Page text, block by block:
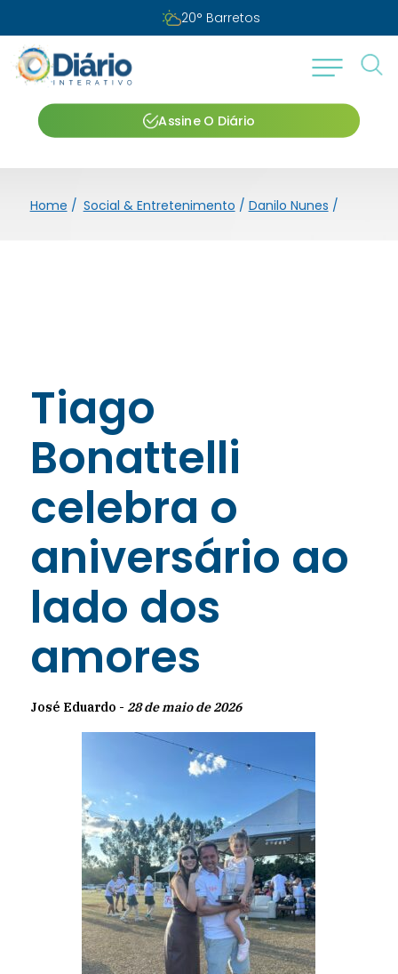
20° Barretos
Assine O Diário
Home / Social & Entretenimento / Danilo Nunes /
Tiago
Bonattelli
celebra o
aniversário ao
lado dos
amores
José Eduardo - 28 de maio de 2026